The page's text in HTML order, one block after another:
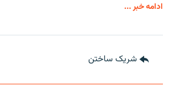
ادامه خبر ...
شریک ساختن